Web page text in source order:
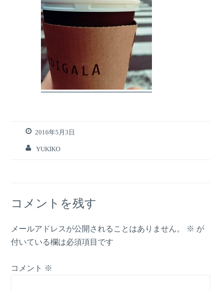
2016年5月3日
YUKIKO
コメントを残す
メールアドレスが公開されることはありません。 ※ が
付いている欄は必須項目です
コメント ※